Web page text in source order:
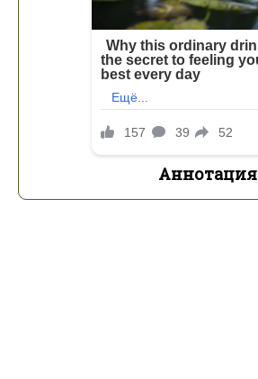
Аннотация